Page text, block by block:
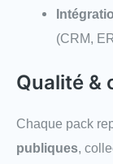
(CRM,
Qualité &
Chaque pack
publiques,